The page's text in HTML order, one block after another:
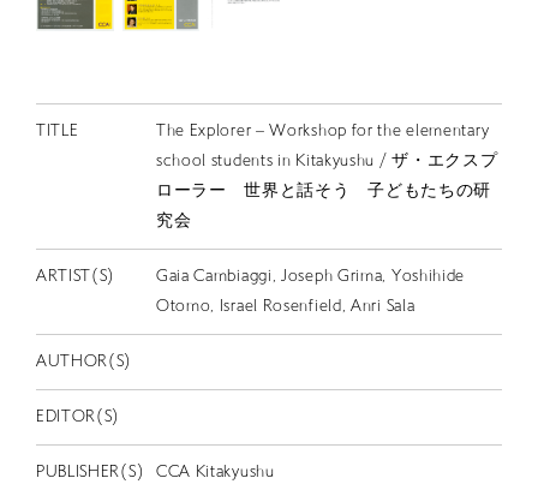
TITLE
The Explorer – Workshop for the elementary
school students in Kitakyushu / ザ・エクスプ
ローラー 世界と話そう 子どもたちの研
究会
ARTIST(S)
Gaia Cambiaggi, Joseph Grima, Yoshihide
Otomo, Israel Rosenfield, Anri Sala
AUTHOR(S)
EDITOR(S)
PUBLISHER(S) CCA Kitakyushu